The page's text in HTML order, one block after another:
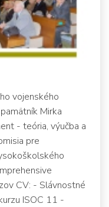
vojenského
Mirka
- teória, výučba a
pre
CV: - Slávnostné
ISOC 11 -